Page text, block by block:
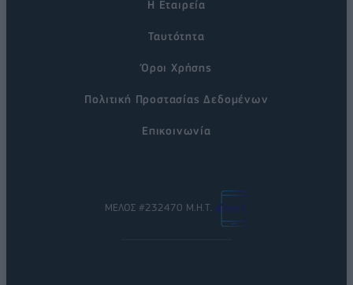
Η Εταιρεία
Ταυτότητα
Όροι Χρήσης
Πολιτική Προστασίας Δεδομένων
Επικοινωνία
ΜΕΛΟΣ #232470 Μ.Η.Τ.